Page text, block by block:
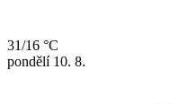
31/16 °C
pondělí 10. 8.